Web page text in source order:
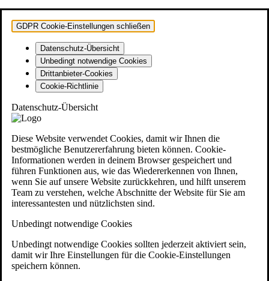
GDPR Cookie-Einstellungen schließen
Datenschutz-Übersicht
Unbedingt notwendige Cookies
Drittanbieter-Cookies
Cookie-Richtlinie
Datenschutz-Übersicht
Diese Website verwendet Cookies, damit wir Ihnen die
bestmögliche Benutzererfahrung bieten können. Cookie-
Informationen werden in deinem Browser gespeichert und
führen Funktionen aus, wie das Wiedererkennen von Ihnen,
wenn Sie auf unsere Website zurückkehren, und hilft unserem
Team zu verstehen, welche Abschnitte der Website für Sie am
interessantesten und nützlichsten sind.
Unbedingt notwendige Cookies
Unbedingt notwendige Cookies sollten jederzeit aktiviert sein,
damit wir Ihre Einstellungen für die Cookie-Einstellungen
speichern können.